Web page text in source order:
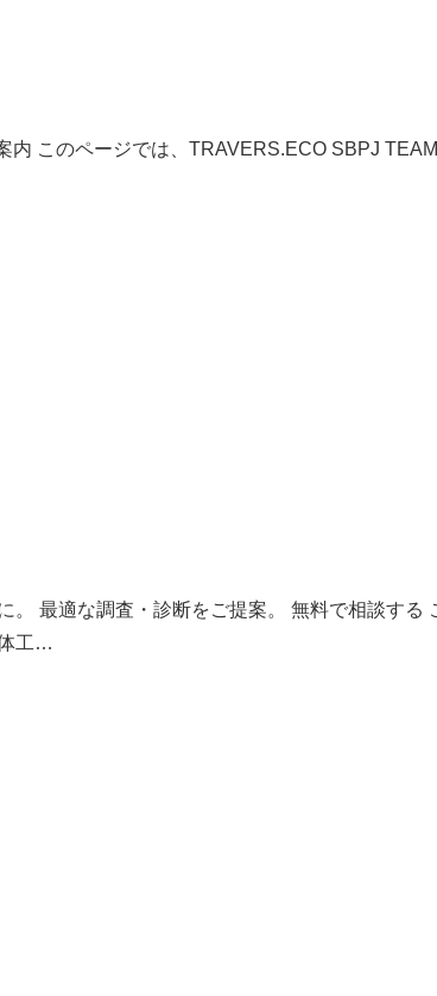
このページでは、TRAVERS.ECO SBPJ
。 最適な調査・診断をご提案。 無料で相談す
工…